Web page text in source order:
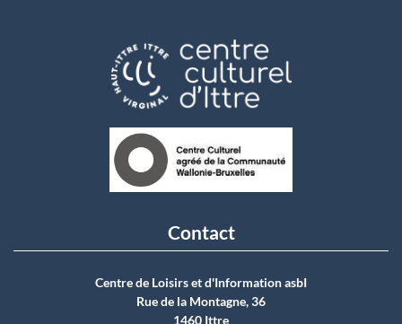
Contact
Centre de Loisirs et d'Information asbI
Rue de la Montagne, 36
1460 Ittre